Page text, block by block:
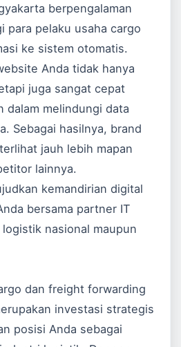
berpengalaman
para pelaku usaha cargo
ke sistem otomatis.
Anda tidak hanya
juga sangat cepat
dalam melindungi data
Sebagai hasilnya, brand
jauh lebih mapan
lainnya.
kemandirian digital
bersama partner IT
nasional maupun
dan freight forwarding
investasi strategis
posisi Anda sebagai